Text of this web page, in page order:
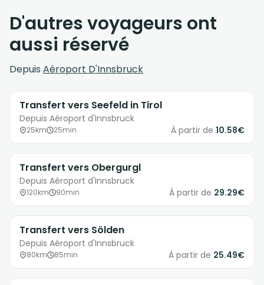
D'autres voyageurs ont
aussi réservé
Depuis Aéroport D'Innsbruck
Transfert vers Seefeld in Tirol
Depuis Aéroport d'Innsbruck
25km 25min À partir de 10.58€
Transfert vers Obergurgl
Depuis Aéroport d'Innsbruck
120km 90min À partir de 29.29€
Transfert vers Sölden
Depuis Aéroport d'Innsbruck
80km 85min À partir de 25.49€